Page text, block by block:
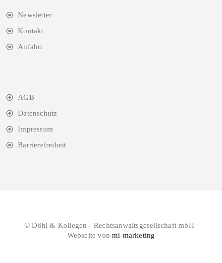
Newsletter
Kontakt
Anfahrt
AGB
Datenschutz
Impressum
Barrierefreiheit
© Döhl & Kollegen - Rechtsanwaltsgesellschaft mbH |
Webseite vonmi-marketing